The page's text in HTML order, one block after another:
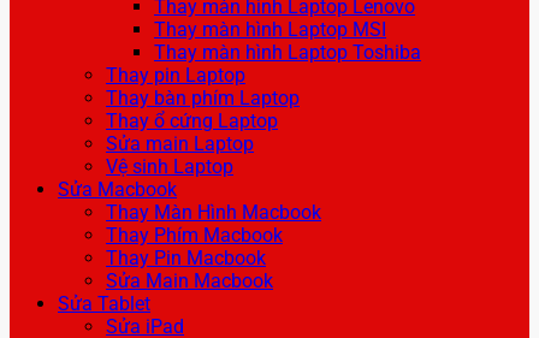
Thay màn hình Laptop Lenovo
Thay màn hình Laptop MSI
Thay màn hình Laptop Toshiba
Thay pin Laptop
Thay bàn phím Laptop
Thay ổ cứng Laptop
Sửa main Laptop
Vệ sinh Laptop
Sửa Macbook
Thay Màn Hình Macbook
Thay Phím Macbook
Thay Pin Macbook
Sửa Main Macbook
Sửa Tablet
Sửa iPad